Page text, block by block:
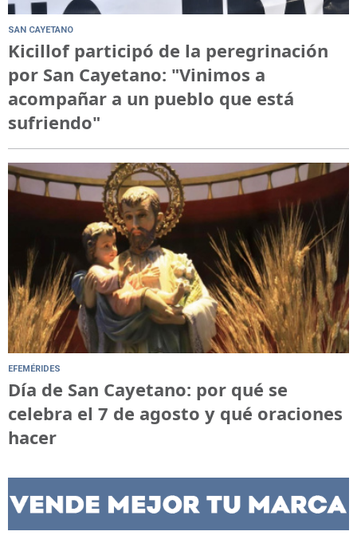
SAN CAYETANO
Kicillof participó de la peregrinación
por San Cayetano: "Vinimos a
acompañar a un pueblo que está
sufriendo"
EFEMÉRIDES
Día de San Cayetano: por qué se
celebra el 7 de agosto y qué oraciones
hacer